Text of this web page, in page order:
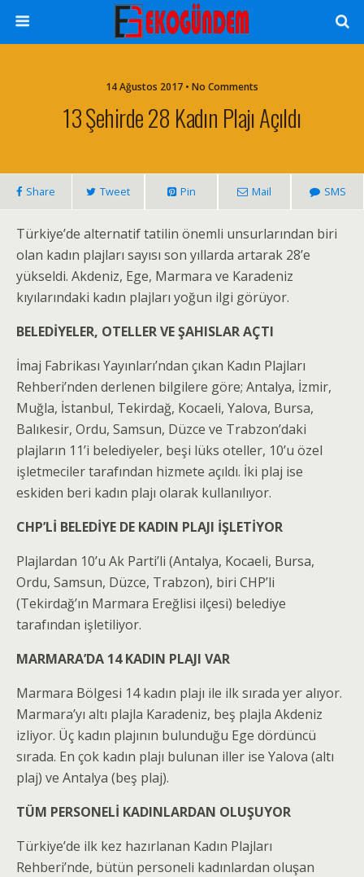
14 Ağustos 2017 • No Comments
13 Şehirde 28 Kadın Plajı Açıldı
Share Tweet Pin Mail SMS
Türkiye’de alternatif tatilin önemli unsurlarından biri
olan kadın plajları sayısı son yıllarda artarak 28’e
yükseldi. Akdeniz, Ege, Marmara ve Karadeniz
kıyılarındaki kadın plajları yoğun ilgi görüyor.
BELEDİYELER, OTELLER VE ŞAHISLAR AÇTI
İmaj Fabrikası Yayınları’ndan çıkan Kadın Plajları
Rehberi’nden derlenen bilgilere göre; Antalya, İzmir,
Muğla, İstanbul, Tekirdağ, Kocaeli, Yalova, Bursa,
Balıkesir, Ordu, Samsun, Düzce ve Trabzon’daki
plajların 11’i belediyeler, beşi lüks oteller, 10’u özel
işletmeciler tarafından hizmete açıldı. İki plaj ise
eskiden beri kadın plajı olarak kullanılıyor.
CHP’Lİ BELEDİYE DE KADIN PLAJI İŞLETİYOR
Plajlardan 10’u Ak Parti’li (Antalya, Kocaeli, Bursa,
Ordu, Samsun, Düzce, Trabzon), biri CHP’li
(Tekirdağ’ın Marmara Ereğlisi ilçesi) belediye
tarafından işletiliyor.
MARMARA’DA 14 KADIN PLAJI VAR
Marmara Bölgesi 14 kadın plajı ile ilk sırada yer alıyor.
Marmara’yı altı plajla Karadeniz, beş plajla Akdeniz
izliyor. Üç kadın plajının bulunduğu Ege dördüncü
sırada. En çok kadın plajı bulunan iller ise Yalova (altı
plaj) ve Antalya (beş plaj).
TÜM PERSONELİ KADINLARDAN OLUŞUYOR
Türkiye’de ilk kez hazırlanan Kadın Plajları
Rehberi’nde, bütün personeli kadınlardan oluşan